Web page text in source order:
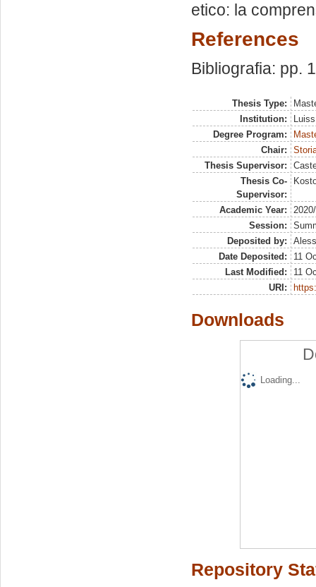
etico: la
References
Bibliografia: pp.
Thesis Type:
Institution:
Degree Program:
Chair:
Thesis Supervisor:
Thesis Co-
Supervisor:
Academic Year:
Session:
Deposited by:
Date Deposited:
11
Last Modified:
11
URI:
Downloads
Loading...
Repository